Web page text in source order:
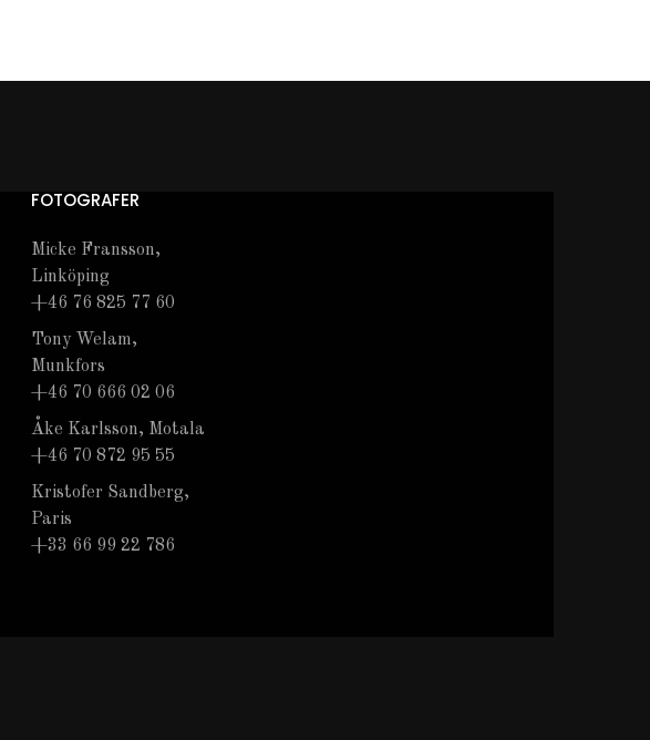
FOTOGRAFER
Micke Fransson,
Linköping
+46 76 825 77 60
Tony Welam,
Munkfors
+46 70 666 02 06
Åke Karlsson, Motala
+46 70 872 95 55
Kristofer Sandberg,
Paris
+33 66 99 22 786